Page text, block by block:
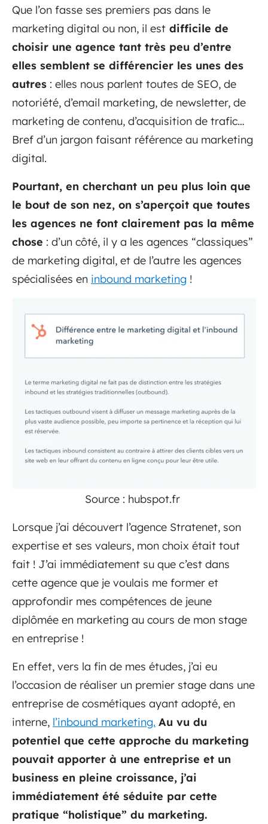
Que l’on fasse ses premiers pas dans le
marketing digital ou non, il est difficile de
choisir une agence tant très peu d’entre
elles semblent se différencier les unes des
autres : elles nous parlent toutes de SEO, de
notoriété, d’email marketing, de newsletter, de
marketing de contenu, d’acquisition de trafic…
Bref d’un jargon faisant référence au marketing
digital.
Pourtant, en cherchant un peu plus loin que
le bout de son nez, on s’aperçoit que toutes
les agences ne font clairement pas la même
chose : d’un côté, il y a les agences “classiques”
de marketing digital, et de l’autre les agences
spécialisées en inbound marketing !
Source : hubspot.fr
Lorsque j’ai découvert l’agence Stratenet, son
expertise et ses valeurs, mon choix était tout
fait ! J’ai immédiatement su que c’est dans
cette agence que je voulais me former et
approfondir mes compétences de jeune
diplômée en marketing au cours de mon stage
en entreprise !
En effet, vers la fin de mes études, j’ai eu
l’occasion de réaliser un premier stage dans une
entreprise de cosmétiques ayant adopté, en
interne, l’inbound marketing. Au vu du
potentiel que cette approche du marketing
pouvait apporter à une entreprise et un
business en pleine croissance, j’ai
immédiatement été séduite par cette
pratique “holistique” du marketing.